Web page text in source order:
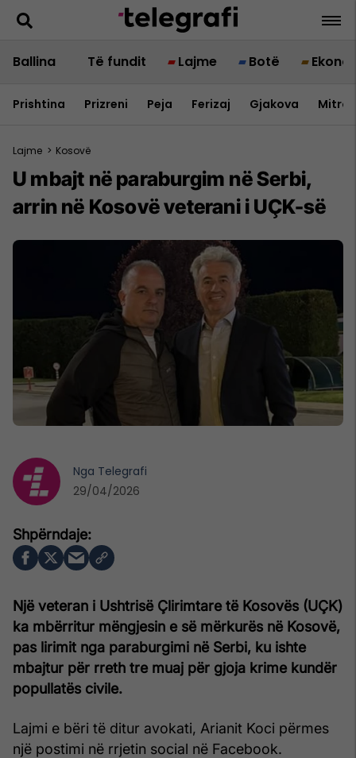
Ballina Të fundit Lajme Botë
Prishtina Prizreni Peja Ferizaj Gjakova
Lajme > Kosovë
U mbajt në paraburgim në Serbi,
arrin në Kosovë veterani i UÇK-së
Një veteran i Ushtrisë Çlirimtare të Kosovës (UÇK)
ka mbërritur mëngjesin e së mërkurës në Kosovë,
pas lirimit nga paraburgimi në Serbi, ku ishte
mbajtur për rreth tre muaj për gjoja krime kundër
popullatës civile.
Lajmi e bëri të ditur avokati, Arianit Koci përmes
një postimi në rrjetin social në Facebook.
Nga Telegrafi
29/04/2026